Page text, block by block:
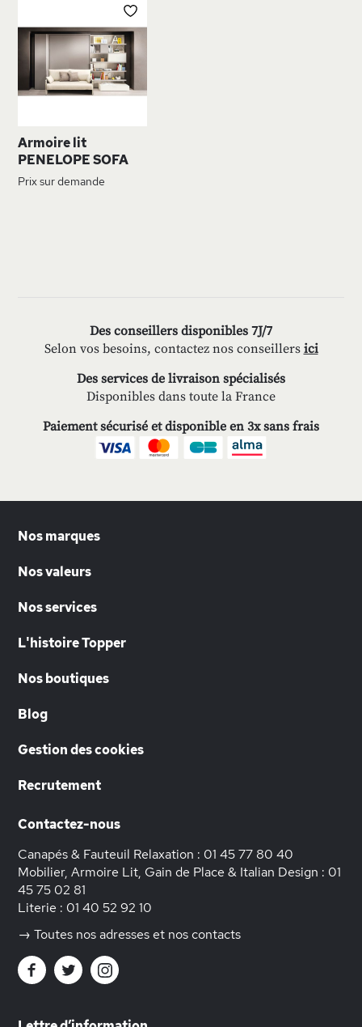
Armoire lit
PENELOPE SOFA
Prix sur demande
À
LISTE
Des conseillers disponibles 7J/7
Selon vos besoins, contactez nos conseillers ici
Des services de livraison spécialisés
Disponibles dans toute la France
Paiement sécurisé et disponible en 3x sans frais
Nos marques
Nos valeurs
Nos services
L'histoire Topper
Nos boutiques
Blog
Gestion des cookies
Recrutement
Contactez-nous
Canapés & Fauteuil Relaxation : 01 45 77 80 40
Mobilier, Armoire Lit, Gain de Place & Italian Design : 01
45 75 02 81
Literie : 01 40 52 92 10
→ Toutes nos adresses et nos contacts